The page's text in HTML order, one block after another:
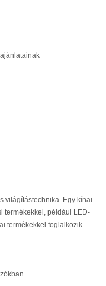
világítástechnika. Egy kínai
termékekkel, például LED-
termékekkel foglalkozik.